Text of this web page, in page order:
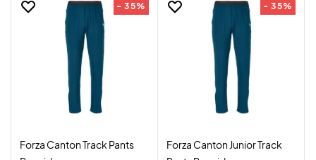
- 35%
Forza Canton Track Pants
- 35%
Forza Canton Junior Track